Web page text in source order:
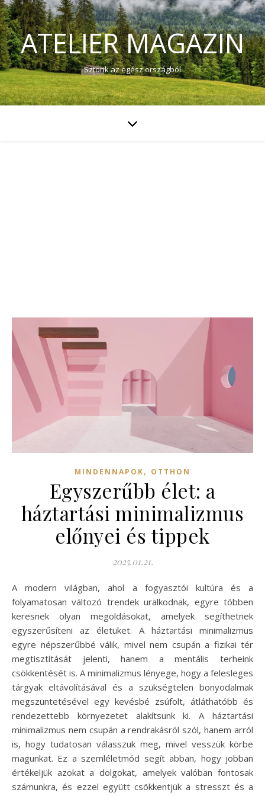
ATELIER MAGAZIN
Sztorik az egész országból
MINDENNAPOK, OTTHON
Egyszerűbb élet: a
háztartási minimalizmus
előnyei és tippek
2025.01.21.
A modern világban, ahol a fogyasztói kultúra és a
folyamatosan változó trendek uralkodnak, egyre többen
keresnek olyan megoldásokat, amelyek segíthetnek
egyszerűsíteni az életüket. A háztartási minimalizmus
egyre népszerűbbé válik, mivel nem csupán a fizikai tér
megtisztítását jelenti, hanem a mentális terheink
csökkentését is. A minimalizmus lényege, hogy a felesleges
tárgyak eltávolításával és a szükségtelen bonyodalmak
megszüntetésével egy kevésbé zsúfolt, átláthatóbb és
rendezettebb környezetet alakítsunk ki. A háztartási
minimalizmus nem csupán a rendrakásról szól, hanem arról
is, hogy tudatosan válasszuk meg, mivel vesszük körbe
magunkat. Ez a szemléletmód segít abban, hogy jobban
értékeljük azokat a dolgokat, amelyek valóban fontosak
számunkra, és ezzel együtt csökkentjük a stresszt és a